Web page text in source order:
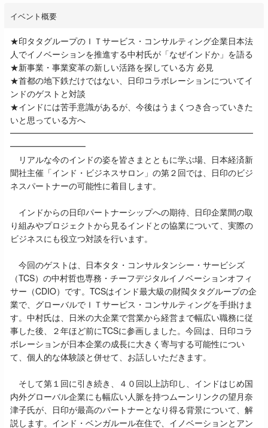
イベント概要
★印タタグループのＩＴサービス・コンサルティング企業日本法
人でイノベーションを推進する中村氏が「なぜインドか」を語る
★新事業・事業変革の新しい活路を探している方 必見
★首都の地下鉄だけではない、日印コラボレーションについてイ
ンドのゲストと対談
★インドには苦手意識があるが、今後はうまくつき合っていきた
いと思っている方へ
━━━━━━━━━━━━━━━━━━━━━━━━━━━━━
━━━━━━━━━
リアルな今のインドの姿を皆さまとともに学ぶ場、日本経済新
聞社主催「インド・ビジネスサロン」の第２回では、日印のビジ
ネスパートナーの可能性に着目します。
インドからの日印パートナーシップへの期待、日印企業間の取
り組みやプロジェクトから見るインドとの協業について、実際の
ビジネスにも役立つ対談を行います。
今回のゲストは、日本タタ・コンサルタンシー・サービシズ
（TCS）の中村哲也専務・チーフデジタルイノベーションオフィ
サー（CDIO）です。TCSはインド最大級の財閥タタグループの企
業で、グローバルでＩＴサービス・コンサルティングを手掛けま
す。中村氏は、日米の大企業で営業から経営まで幅広い職務に従
事した後、２年ほど前にTCSに参画しました。今回は、日印コラ
ボレーションが日本企業の成長に大きく寄与する可能性につい
て、個人的な体験談と併せて、お話しいただきます。
そして第１回に引き続き、４０回以上訪印し、インドはじめ国
内外グローバル企業にも幅広い人脈を持つムーンリンクの望月奈
津子氏が、日印が最高のパートナーとなり得る背景について、解
説します。インド・ベンガルール在住で、イノベーションとアン